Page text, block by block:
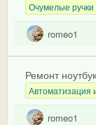
Очумелые ручки
romeo1
Ремонт
Автоматизация
romeo1